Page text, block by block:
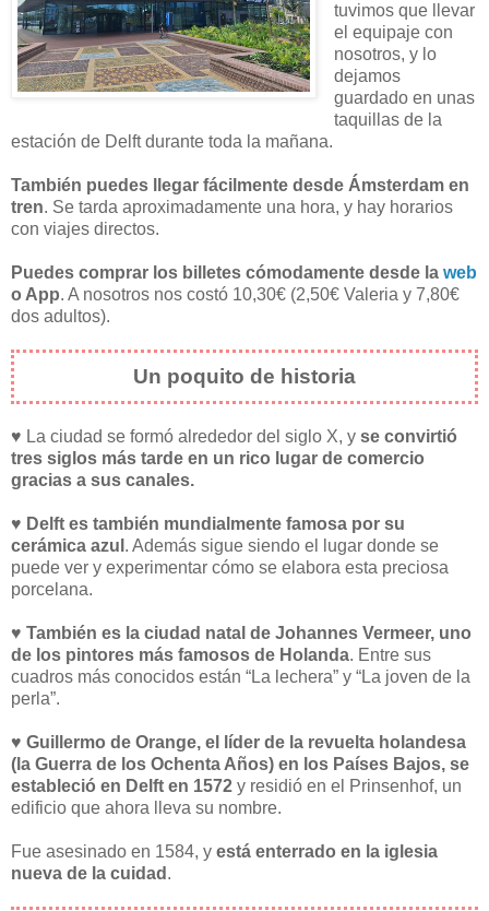
tuvimos que llevar
el equipaje con
nosotros, y lo
dejamos
guardado en unas
taquillas de la
estación de Delft durante toda la mañana.
También puedes llegar fácilmente desde Ámsterdam en
tren. Se tarda aproximadamente una hora, y hay horarios
con viajes directos.
Puedes comprar los billetes cómodamente desde la web
o App. A nosotros nos costó 10,30€ (2,50€ Valeria y 7,80€
dos adultos).
Un poquito de historia
♥️ La ciudad se formó alrededor del siglo X, y se convirtió
tres siglos más tarde en un rico lugar de comercio
gracias a sus canales.
♥️ Delft es también mundialmente famosa por su
cerámica azul . Además sigue siendo el lugar donde se
puede ver y experimentar cómo se elabora esta preciosa
porcelana.
♥️ También es la ciudad natal de Johannes Vermeer, uno
de los pintores más famosos de Holanda. Entre sus
cuadros más conocidos están “La lechera” y “La joven de la
perla”.
♥️ Guillermo de Orange, el líder de la revuelta holandesa
(la Guerra de los Ochenta Años) en los Países Bajos, se
estableció en Delft en 1572 y residió en el Prinsenhof, un
edificio que ahora lleva su nombre.
Fue asesinado en 1584, y está enterrado en la iglesia
nueva de la cuidad .